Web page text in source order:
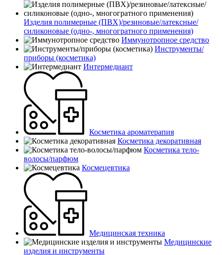
Изделия полимерные (ПВХ)/резиновые/латексные/
силиконовые (одно-, многогратного применения)
Иммунотропное средство
Инструменты/
приборы (косметика)
Интермедиант
Косметика ароматерапия
Косметика декоративная
Косметика тело-
волосы/парфюм
Космецевтика
Медицинская техника
Медицинские
изделия и инструменты